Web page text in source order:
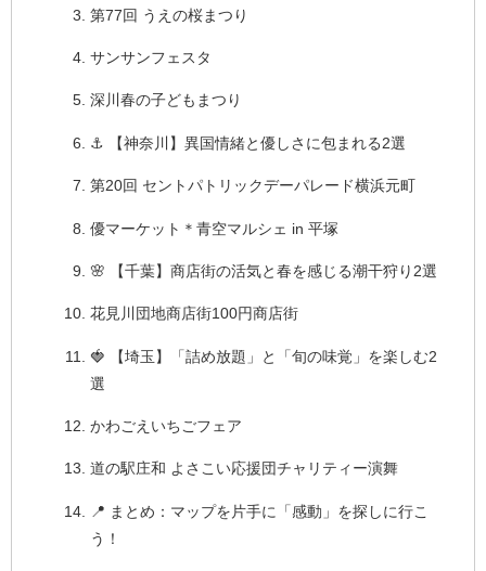
第77回 うえの桜まつり
サンサンフェスタ
深川春の子どもまつり
⚓ 【神奈川】異国情緒と優しさに包まれる2選
第20回 セントパトリックデーパレード横浜元町
優マーケット＊青空マルシェ in 平塚
🌸 【千葉】商店街の活気と春を感じる潮干狩り2選
花見川団地商店街100円商店街
🍓 【埼玉】「詰め放題」と「旬の味覚」を楽しむ2
選
かわごえいちごフェア
道の駅庄和 よさこい応援団チャリティー演舞
📍 まとめ：マップを片手に「感動」を探しに行こ
う！